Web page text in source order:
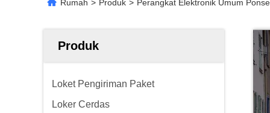
Rumah > Produk > Perangkat Elektronik Umum
Produk
Loket Pengiriman Paket
Loker Cerdas